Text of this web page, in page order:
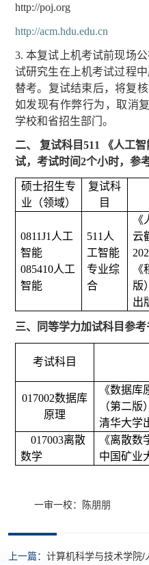
http://poj.org
http://acm.hdu.edu.cn
3.本复试上机考试前现场
试研究生在上机考试过程
替考。复试结束后，将复
如发现有作弊行为，取消
学校和省招生部门。
二、 复试科目511
《人工
试，考试时间2个小时，参
硕士招生专
业（领域）
复试科
目
0811J1 人工
智能
085410人工
智能
511 人
工智能
专业综
合
云
版
出
三、同等学力加试科目参考
考试科目
017002数据库
原理
《数据库
（第二版
清华大学
017003离散
数学
《离散数
中国矿业
一审一校：陈朋朋
上一篇： 计算机科学与技术学院/